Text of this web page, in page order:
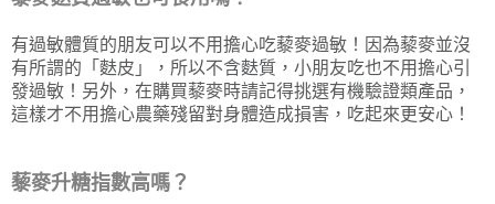
有過敏體質的朋友可以不用擔心吃藜麥過敏！因為藜麥並沒
有所謂的「麩皮」，所以不含麩質，小朋友吃也不用擔心引
發過敏！另外，在購買藜麥時請記得挑選有機驗證類產品，
這樣才不用擔心農藥殘留對身體造成損害，吃起來更安心！
藜麥升糖指數高嗎？